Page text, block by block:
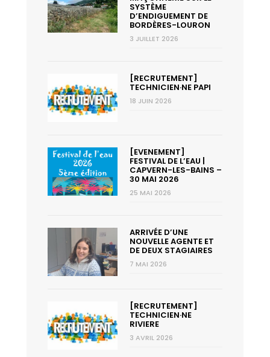
SYSTÈME
D’ENDIGUEMENT DE
BORDÈRES-LOURON
3 JUILLET 2026
[RECRUTEMENT]
TECHNICIEN·NE PAPI
18 JUIN 2026
[EVENEMENT]
FESTIVAL DE L’EAU |
CAPVERN-LES-BAINS –
30 MAI 2026
25 MAI 2026
ARRIVÉE D’UNE
NOUVELLE AGENTE ET
DE DEUX STAGIAIRES
7 MAI 2026
[RECRUTEMENT]
TECHNICIEN·NE
RIVIERE
3 AVRIL 2026